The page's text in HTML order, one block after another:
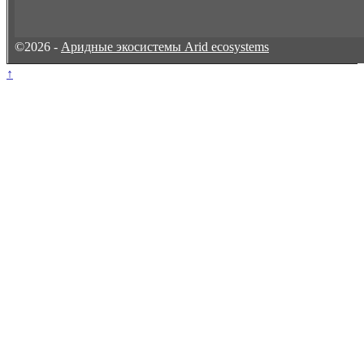
©2026 - Аридные экосистемы Arid ecosystems
↑